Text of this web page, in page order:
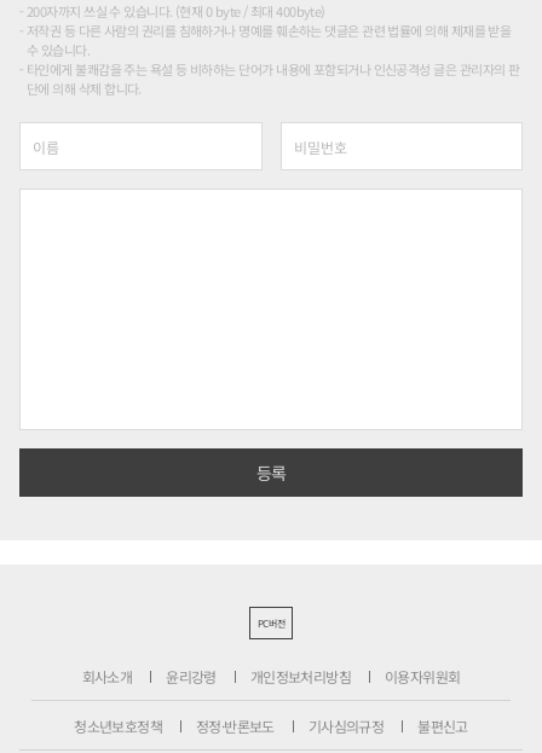
200자까지 쓰실 수 있습니다. (현재 0 byte / 최대 400byte)
저작권 등 다른 사람의 권리를 침해하거나 명예를 훼손하는 댓글은 관련 법률에 의해 제재를 받을
수 있습니다.
타인에게 불쾌감을 주는 욕설 등 비하하는 단어가 내용에 포함되거나 인신공격성 글은 관리자의 판
단에 의해 삭제 합니다.
PC버전
회사소개 윤리강령 개인정보처리방침 이용자위원회
청소년보호정책 정정·반론보도 기사심의규정 불편신고